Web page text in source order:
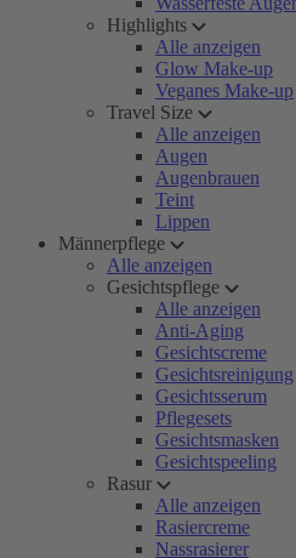
Highlights
Alle anzeigen
Glow Make-up
Veganes Make-up
Travel Size
Alle anzeigen
Augen
Augenbrauen
Teint
Lippen
Männerpflege
Alle anzeigen
Gesichtspflege
Alle anzeigen
Anti-Aging
Gesichtscreme
Gesichtsreinigung
Gesichtsserum
Pflegesets
Gesichtsmasken
Gesichtspeeling
Rasur
Alle anzeigen
Rasiercreme
Nassrasierer